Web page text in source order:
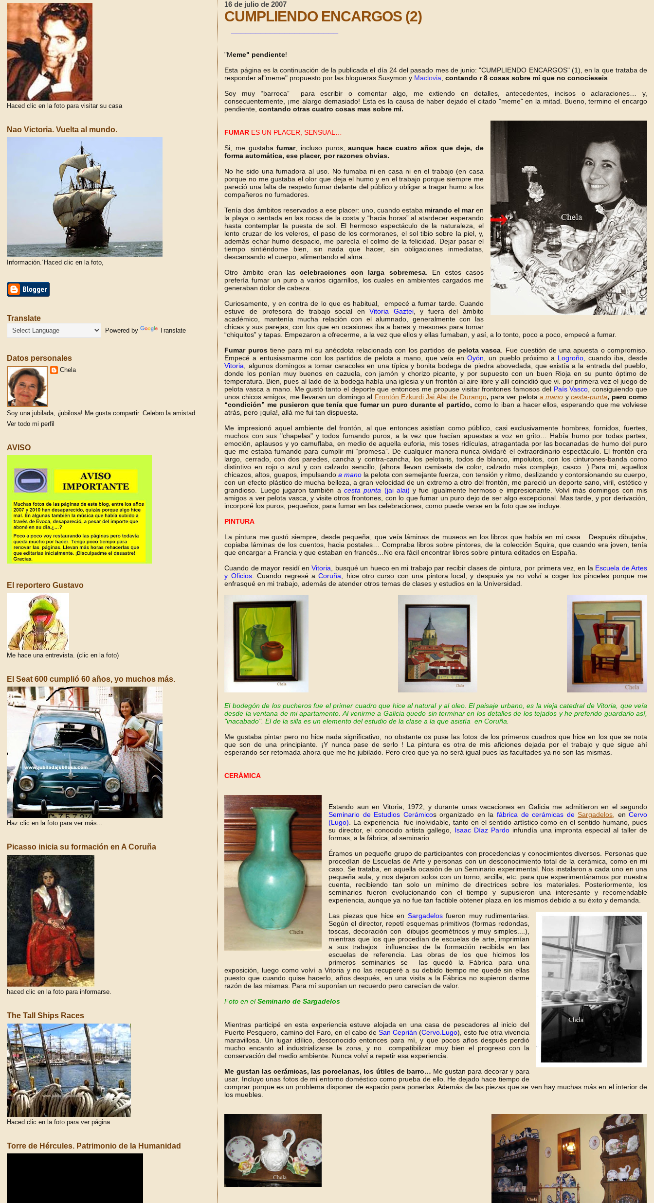
16 de julio de 2007
CUMPLIENDO ENCARGOS (2)
"Meme" pendiente!
Esta página es la continuación de la publicada el día 24 del pasado mes de junio: "CUMPLIENDO ENCARGOS" (1), en la que trataba de
responder al"meme" propuesto por las blogueras Susymon y Maclovia ,contando r 8 cosas sobre mí que no conocieseis
Soy muy “barroca” para escribir o comentar algo, me extiendo en detalles, antecedentes, incisos o aclaraciones… y,
consecuentemente, ¡me alargo demasiado! Esta es la causa de haber dejado el citado "meme" en la mitad. Bueno, termino el encargo
pendiente,contando otras cuatro cosas mas sobre mí.
FUMAR ES UN PLACER, SENSUAL…
Si, me gustabafumar, incluso puros,aunque hace cuatro años que deje, de
forma automática, ese placer, por razones obvias.
No he sido una fumadora al uso. No fumaba ni en casa ni en el trabajo (en casa
porque no me gustaba el olor que deja el humo y en el trabajo porque siempre me
pareció una falta de respeto fumar delante del público y obligar a tragar humo a los
compañeros no fumadores.
Tenía dos ámbitos reservados a ese placer: uno, cuando estaba mirando el maren
la playa o sentada en las rocas de la costa y “hacia horas” al atardecer esperando
hasta contemplar la puesta de sol. El hermoso espectáculo de la naturaleza, el
lento cruzar de los veleros, el paso de los cormoranes, el sol tibio sobre la piel, y,
además echar humo despacio, me parecía el colmo de la felicidad. Dejar pasar el
tiempo sintiéndome bien, sin nada que hacer, sin obligaciones inmediatas,
descansando el cuerpo, alimentando el alma…
Otro ámbito eran lascelebraciones con larga sobremesa. En estos casos
prefería fumar un puro a varios cigarrillos, los cuales en ambientes cargados me
generaban dolor de cabeza.
Curiosamente, y en contra de lo que es habitual, empecé a fumar tarde. Cuando
estuve de profesora de trabajo social enVitoria Gaztei, y fuera del ámbito
académico, mantenía mucha relación con el alumnado, generalmente con las
chicas y sus parejas, con los que en ocasiones iba a bares y mesones para tomar
“chiquitos” y tapas. Empezaron a ofrecerme, a la vez que ellos y ellas fumaban, y así, a lo tonto, poco a poco, empecé a fumar.
Fumar purostiene para mí su anécdota relacionada con los partidos de pelota vasca . Fue cuestión de una apuesta o compromiso.
Empecé a entusiasmarme con los partidos de pelota a mano, que veía en Oyón , un pueblo próximo a Logroño, cuando iba, desde
Vitoria , algunos domingos a tomar caracoles en una típica y bonita bodega de piedra abovedada, que existía a la entrada del pueblo,
donde los ponían muy buenos en cazuela, con jamón y chorizo picante, y por supuesto con un buen Rioja en su punto óptimo de
temperatura. Bien, pues al lado de la bodega había una iglesia y un frontón al aire libre y allí coincidió que vi. por primera vez el juego de
pelota vasca a mano. Me gustó tanto el deporte que entonces me propuse visitar frontones famosos del País Vasco , consiguiendo que
unos chicos amigos, me llevaran un domingo al Frontón Ezkurdi Jai Alai de Durango, para ver pelotaa mano ycesta-punta, perocomo
“condición” me pusieron que tenía que fumar un puro durante el partido, como lo iban a hacer ellos, esperando que me volviese
atrás, pero ¡quía!, allá me fui tan dispuesta.
Me impresionó aquel ambiente del frontón, al que entonces asistían como público, casi exclusivamente hombres, fornidos, fuertes,
muchos con sus "chapelas" y todos fumando puros, a la vez que hacían apuestas a voz en grito… Había humo por todas partes,
emoción, aplausos y yo camuflaba, en medio de aquella euforia, mis toses ridículas, atragantada por las bocanadas de humo del puro
que me estaba fumando para cumplir mi “promesa”. De cualquier manera nunca olvidaré el extraordinario espectáculo. El frontón era
largo, cerrado, con dos paredes, cancha y contra-cancha, los pelotaris, todos de blanco, impolutos, con los cinturones-banda como
distintivo en rojo o azul y con calzado sencillo, (ahora llevan camiseta de color, calzado más complejo, casco...).Para mi, aquellos
chicazos, altos, guapos, impulsando a manola pelota con semejante fuerza, con tensión y ritmo, deslizando y contorsionando su cuerpo,
con un efecto plástico de mucha belleza, a gran velocidad de un extremo a otro del frontón, me pareció un deporte sano, viril, estético y
grandioso. Luego jugaron también a cesta punta (jai alai) y fue igualmente hermoso e impresionante. Volví más domingos con mis
amigos a ver pelota vasca, y visite otros frontones, con lo que fumar un puro dejo de ser algo excepcional. Mas tarde, y por derivación,
incorporé los puros, pequeños, para fumar en las celebraciones, como puede verse en la foto que se incluye.
PINTURA
La pintura me gustó siempre, desde pequeña, que veía láminas de museos en los libros que había en mi casa... Después dibujaba,
copiaba láminas de los cuentos, hacia postales… Compraba libros sobre pintores, de la colección Squira, que cuando era joven, tenía
que encargar a Francia y que estaban en francés…No era fácil encontrar libros sobre pintura editados en España.
Cuando de mayor residí enVitoria , busqué un hueco en mi trabajo par recibir clases de pintura, por primera vez, en la Escuela de Artes
y Oficios. Cuando regresé aCoruña , hice otro curso con una pintora local, y después ya no volví a coger los pinceles porque me
enfrasqué en mi trabajo, además de atender otros temas de clases y estudios en la Universidad.
El bodegón de los pucheros fue el primer cuadro que hice al natural y al oleo. El paisaje urbano, es la vieja catedral de Vitoria, que veía
desde la ventana de mi apartamento. Al venirme a Galicia quedo sin terminar en los detalles de los tejados y he preferido guardarlo así,
"inacabado". El de la silla es un elemento del estudio de la clase a la que asistía en Coruña.
Me gustaba pintar pero no hice nada significativo, no obstante os puse las fotos de los primeros cuadros que hice en los que se nota
que son de una principiante. ¡Y nunca pase de serlo ! La pintura es otra de mis aficiones dejada por el trabajo y que sigue ahí
esperando ser retomada ahora que me he jubilado. Pero creo que ya no será igual pues las facultades ya no son las mismas.
CERÁMICA
Estando aun en Vitoria, 1972, y durante unas vacaciones en Galicia me admitieron en el segundo
Seminario de Estudios Cerámicos organizado en la fábrica de cerámicas de Sargadelos, enCervo
(Lugo) . La experiencia fue inolvidable, tanto en el sentido artístico como en el sentido humano, pues
su director, el conocido artista gallego, Isaac Díaz Pardo infundía una impronta especial al taller de
formas, a la fábrica, al seminario...
Éramos un pequeño grupo de participantes con procedencias y conocimientos diversos. Personas que
procedían de Escuelas de Arte y personas con un desconocimiento total de la cerámica, como en mi
caso. Se trataba, en aquella ocasión de un Seminario experimental. Nos instalaron a cada uno en una
pequeña aula, y nos dejaron solos con un torno, arcilla, etc. para que experimentáramos por nuestra
cuenta, recibiendo tan solo un mínimo de directrices sobre los materiales. Posteriormente, los
seminarios fueron evolucionando con el tiempo y supusieron una interesante y recomendable
experiencia, aunque ya no fue tan factible obtener plaza en los mismos debido a su éxito y demanda.
Las piezas que hice en Sargadelosfueron muy rudimentarias.
Según el director, repetí esquemas primitivos (formas redondas,
toscas, decoración con dibujos geométricos y muy simples....),
mientras que los que procedían de escuelas de arte, imprimían
a sus trabajos influencias de la formación recibida en las
escuelas de referencia. Las obras de los que hicimos los
primeros seminarios se las quedó la Fábrica para una
exposición, luego como volví a Vitoria y no las recuperé a su debido tiempo me quedé sin ellas
puesto que cuando quise hacerlo, años después, en una visita a la Fábrica no supieron darme
razón de las mismas. Para mí suponían un recuerdo pero carecían de valor.
Foto en elSeminario de Sargadelos
Mientras participé en esta experiencia estuve alojada en una casa de pescadores al inicio del
Puerto Pesquero, camino del Faro, en el cabo de San Ceprián (Cervo.Lugo), esto fue otra vivencia
maravillosa. Un lugar idílico, desconocido entonces para mí, y que pocos años después perdió
mucho encanto al industrializarse la zona, y no compatibilizar muy bien el progreso con la
conservación del medio ambiente. Nunca volví a repetir esa experiencia.
Me gustan las cerámicas, las porcelanas, los útiles de barro… Me gustan para decorar y para
usar. Incluyo unas fotos de mi entorno doméstico como prueba de ello. He dejado hace tiempo de
comprar porque es un problema disponer de espacio para ponerlas. Además de las piezas que se ven hay muchas más en el interior de
los muebles.
Haced clic en la foto para visitar su casa
Nao Victoria. Vuelta al mundo.
Información.´Haced clic en la foto,
Translate
Powered by Translate
Datos personales
Chela
Soy una jubilada, ¡jubilosa! Me gusta compartir. Celebro la amistad.
Ver todo mi perfil
AVISO
El reportero Gustavo
Me hace una entrevista. (clic en la foto)
El Seat 600 cumplió 60 años, yo muchos más.
Haz clic en la foto para ver más...
Picasso inicia su formación en A Coruña
haced clic en la foto para informarse.
The Tall Ships Races
Haced clic en la foto para ver página
Torre de Hércules. Patrimonio de la Humanidad